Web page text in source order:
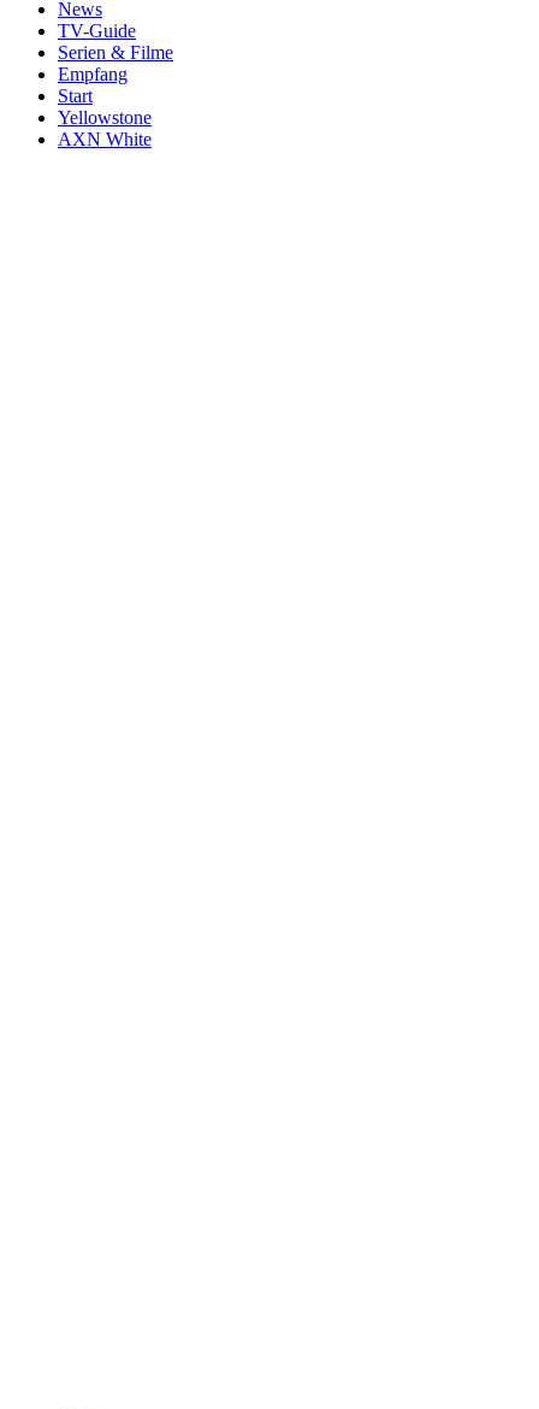
News
TV-Guide
Serien & Filme
Empfang
Start
Yellowstone
AXN White